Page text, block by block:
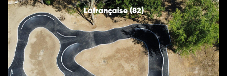
Lafrançaise (82)